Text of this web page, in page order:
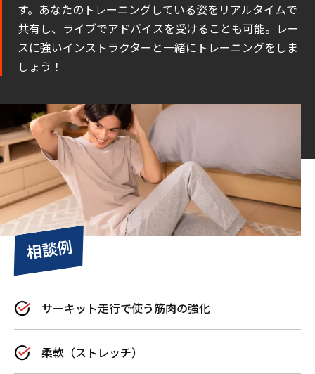
す。あなたのトレーニングしている姿をリアルタイムで
共有し、ライブでアドバイスを受けることも可能。レー
スに強いインストラクターと一緒にトレーニングをしま
しょう！
相談例
サーキット走行で使う筋肉の強化
柔軟（ストレッチ）